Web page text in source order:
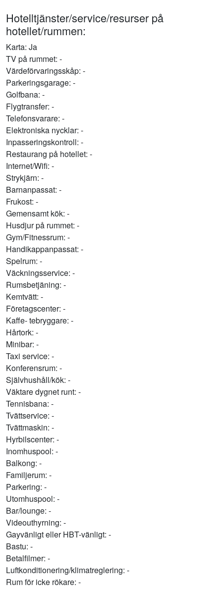
Hotelltjänster/service/resurser på
hotellet/rummen:
Karta: Ja
TV på rummet: -
Värdeförvaringsskåp: -
Parkeringsgarage: -
Golfbana: -
Flygtransfer: -
Telefonsvarare: -
Elektroniska nycklar: -
Inpasseringskontroll: -
Restaurang på hotellet: -
Internet/Wifi: -
Strykjärn: -
Barnanpassat: -
Frukost: -
Gemensamt kök: -
Husdjur på rummet: -
Gym/Fitnessrum: -
Handikappanpassat: -
Spelrum: -
Väckningsservice: -
Rumsbetjäning: -
Kemtvätt: -
Företagscenter: -
Kaffe- tebryggare: -
Hårtork: -
Minibar: -
Taxi service: -
Konferensrum: -
Självhushåll/kök: -
Väktare dygnet runt: -
Tennisbana: -
Tvättservice: -
Tvättmaskin: -
Hyrbilscenter: -
Inomhuspool: -
Balkong: -
Familjerum: -
Parkering: -
Utomhuspool: -
Bar/lounge: -
Videouthyrning: -
Gayvänligt eller HBT-vänligt: -
Bastu: -
Betalfilmer: -
Luftkonditionering/klimatreglering: -
Rum för icke rökare: -